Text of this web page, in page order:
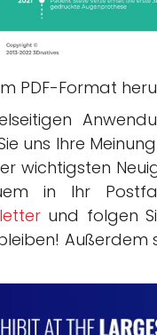
PDF-Format
uns Ihre
wichtigsten
in Ihr
und folgen
Außerdem